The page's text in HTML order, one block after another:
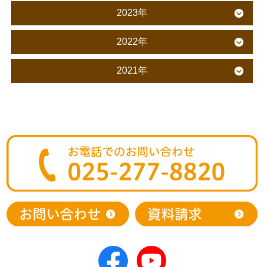
2023年
2022年
2021年